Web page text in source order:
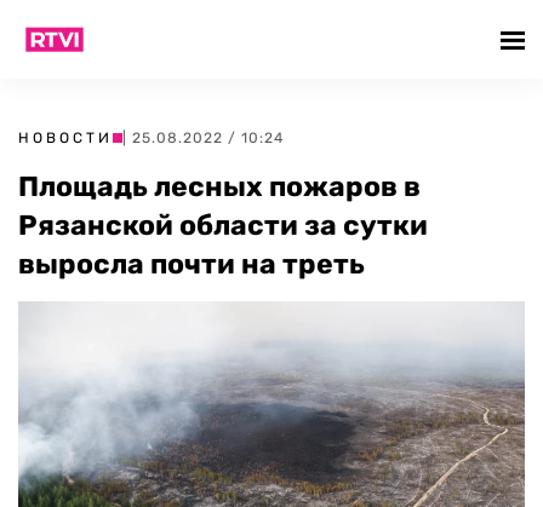
НОВОСТИ | 25.08.2022 / 10:24
Площадь лесных пожаров в
Рязанской области за сутки
выросла почти на треть